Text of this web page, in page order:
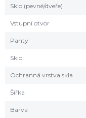
Sklo (pevné/dveře)
Vstupní otvor
Panty
Sklo
Ochranná vrstva skla
Šířka
Barva